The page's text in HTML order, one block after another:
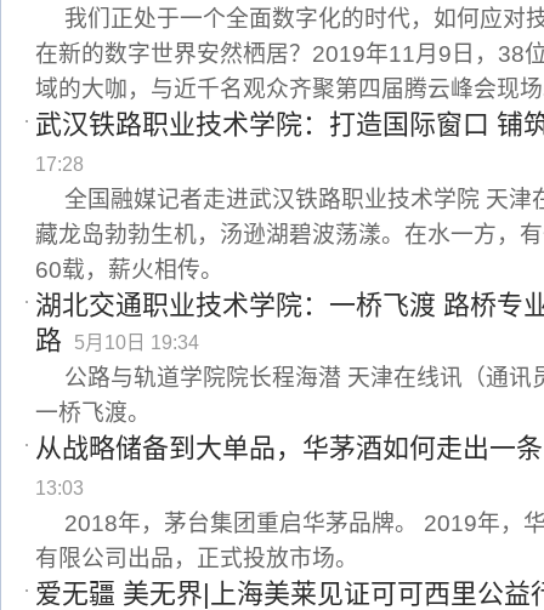
我们正处于一个全面数字化的时代，如何应对
在新的数字世界安然栖居？2019年11月9日，38
域的大咖，与近千名观众齐聚第四届腾云峰会现
武汉铁路职业技术学院：打造国际窗口 铺
17:28
全国融媒记者走进武汉铁路职业技术学院 天津
藏龙岛勃勃生机，汤逊湖碧波荡漾。在水一方，
60载，薪火相传。
湖北交通职业技术学院：一桥飞渡 路桥专
路
5月10日 19:34
公路与轨道学院院长程海潜 天津在线讯（通讯
一桥飞渡。
从战略储备到大单品，华茅酒如何走出一
13:03
2018年，茅台集团重启华茅品牌。 2019年，
有限公司出品，正式投放市场。
爱无疆 美无界|上海美莱见证可可西里公益